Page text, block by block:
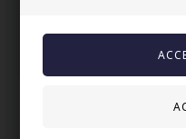
Levering 2-4 dage fra DK
60 dager bytte & returret